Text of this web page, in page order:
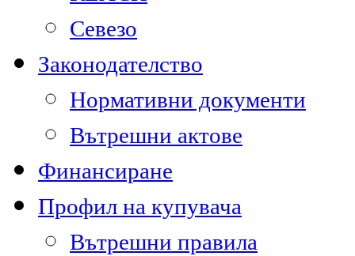
Севезо
Законодателство
Нормативни документи
Вътрешни актове
Финансиране
Профил на купувача
Вътрешни правила